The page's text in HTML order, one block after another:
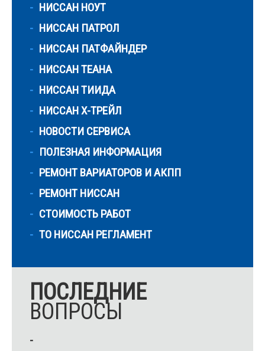
НИССАН НОУТ
НИССАН ПАТРОЛ
НИССАН ПАТФАЙНДЕР
НИССАН ТЕАНА
НИССАН ТИИДА
НИССАН Х-ТРЕЙЛ
НОВОСТИ СЕРВИСА
ПОЛЕЗНАЯ ИНФОРМАЦИЯ
РЕМОНТ ВАРИАТОРОВ И АКПП
РЕМОНТ НИССАН
СТОИМОСТЬ РАБОТ
ТО НИССАН РЕГЛАМЕНТ
ПОСЛЕДНИЕ
ВОПРОСЫ